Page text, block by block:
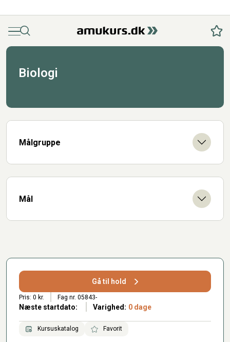
MenuSøg
Biologi
Målgruppe
Mål
Gå til hold
Pris: 0 kr. Fag nr. 05843-
Næste startdato: Varighed: 0 dage
Kursuskatalog Favorit